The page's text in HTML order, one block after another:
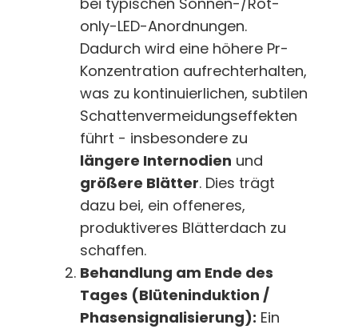
only-LED-Anordnungen.
Dadurch wird eine höhere Pr-
Konzentration aufrechterhalten,
was zu kontinuierlichen, subtilen
Schattenvermeidungseffekten
führt - insbesondere zu
längere Internodien und
größere Blätter. Dies trägt
dazu bei, ein offeneres,
produktiveres Blätterdach zu
schaffen.
Behandlung am Ende des
Tages (Blüteninduktion /
Phasensignalisierung): Ein